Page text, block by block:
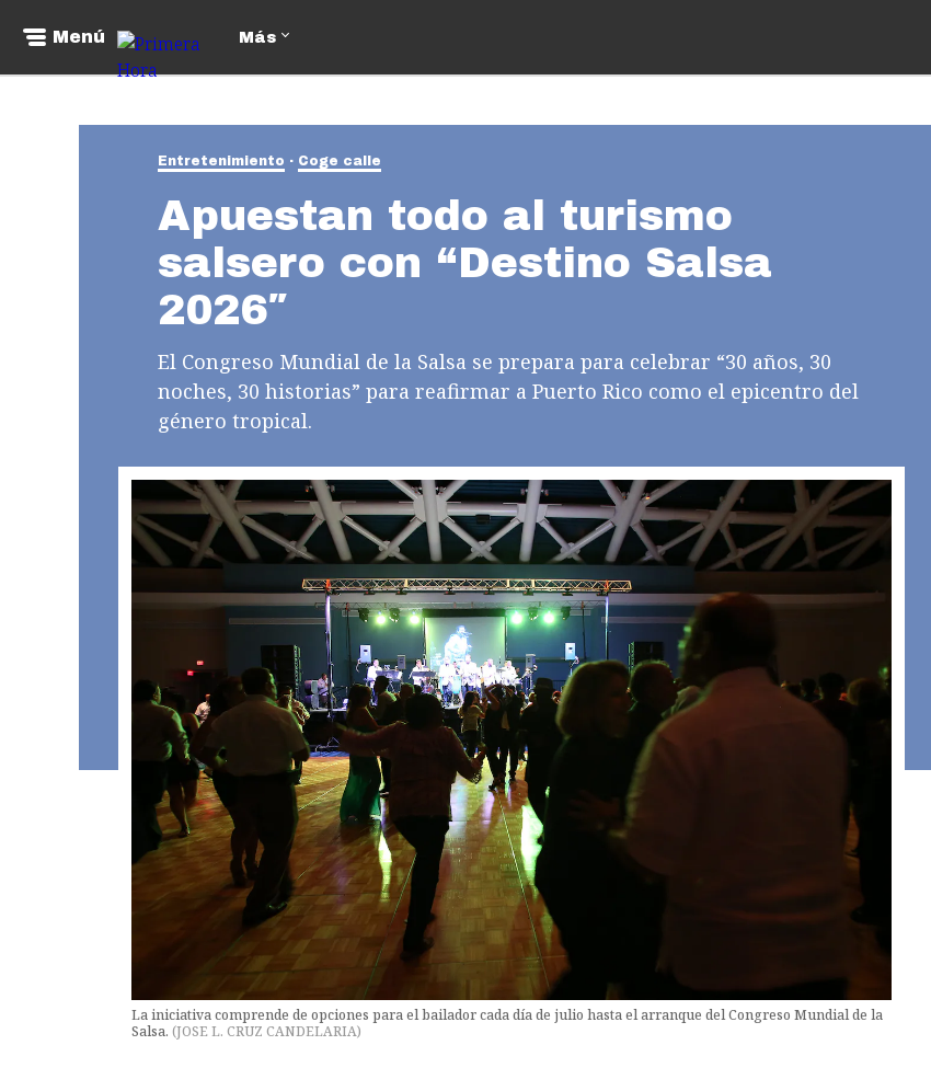
Menú Más
Entretenimiento Coge calle
Apuestan todo al turismo
salsero con “Destino Salsa
2026″
El Congreso Mundial de la Salsa se prepara para celebrar “30 años, 30
noches, 30 historias” para reafirmar a Puerto Rico como el epicentro del
género tropical.
La iniciativa comprende de opciones para el bailador cada día de julio hasta el arranque del Congreso Mundial de la
Salsa. (JOSE L. CRUZ CANDELARIA)